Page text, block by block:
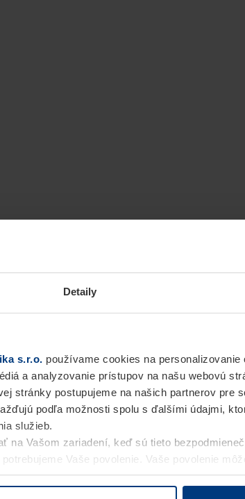
Detaily
s.r.o. používame cookies na personalizovanie
a analyzovanie prístupov na našu webovú
stránky postupujeme na našich partnerov pre
podľa možnosti spolu s ďalšími údajmi,
služieb.
na Vašom zariadení, keď sú tieto
Vaše povolenie. Vaše povolenie
Vyhlásenie o ochrane osobných údajovnašej